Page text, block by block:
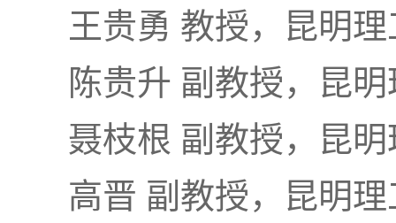
王贵勇 教授，昆明
陈贵升 副教授，昆
聂枝根 副教授，昆
高晋 副教授，昆明